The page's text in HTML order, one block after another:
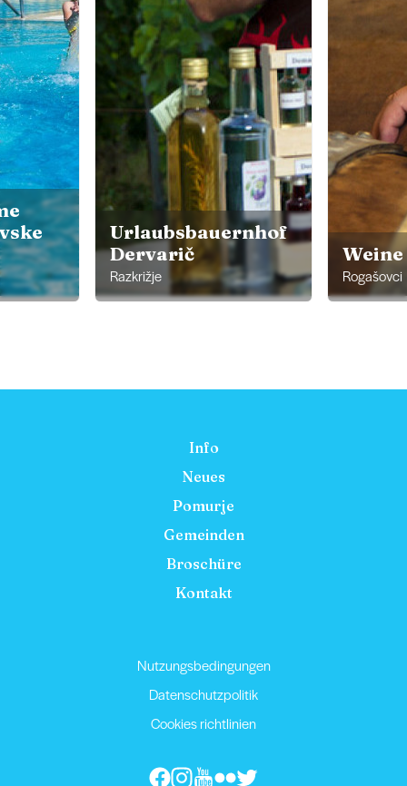
Urlaubsbauernhof
Dervarič
Razkrižje
Weine
Rogašovci
Info
Neues
Pomurje
Gemeinden
Broschüre
Kontakt
Nutzungsbedingungen
Datenschutzpolitik
Cookies richtlinien